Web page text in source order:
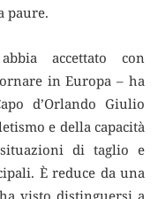
paure.
accettato con
in Europa – ha
d’Orlando Giulio
e della capacità
di taglio e
È reduce da una